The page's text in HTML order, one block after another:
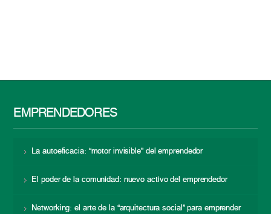
EMPRENDEDORES
La autoeficacia: “motor invisible” del emprendedor
El poder de la comunidad: nuevo activo del emprendedor
Networking: el arte de la “arquitectura social” para emprender